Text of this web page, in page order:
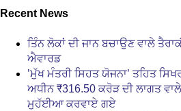
Recent News
ਤਿੰਨ ਲੋਕਾਂ ਦੀ ਜਾਨ ਬਚਾਉਣ ਵਾਲੇ
ਐਵਾਰਡ
’ਮੁੱਖ ਮੰਤਰੀ ਸਿਹਤ ਯੋਜਨਾ’ ਤਹਿਤ
ਅਧੀਨ ₹316.50 ਕਰੋੜ ਦੀ ਲਾਗਤ
ਮੁਹੱਈਆ ਕਰਵਾਏ ਗਏ